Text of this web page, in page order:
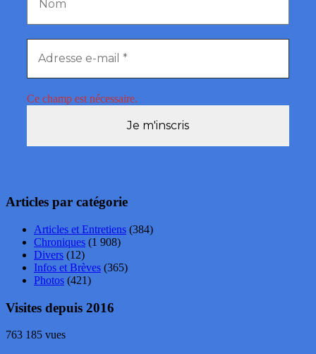
Ce champ est nécessaire.
Articles par catégorie
Articles et Entretiens (384)
Chroniques (1 908)
Divers (12)
Infos et Brèves (365)
Photos (421)
Visites depuis 2016
763 185 vues